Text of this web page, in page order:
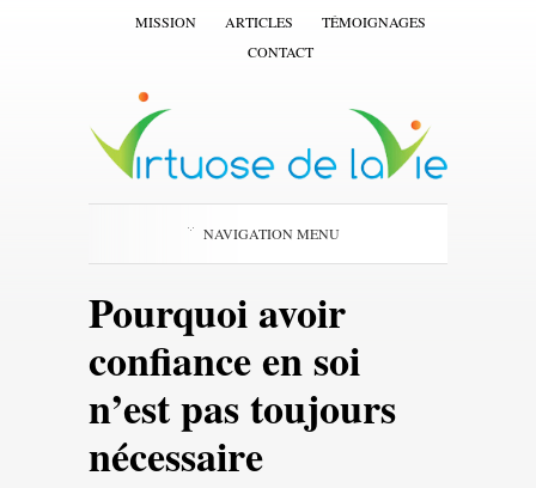
MISSION ARTICLES
TÉMOIGNAGES
CONTACT
NAVIGATION MENU
Pourquoi avoir
confiance en soi
n’est pas toujours
nécessaire